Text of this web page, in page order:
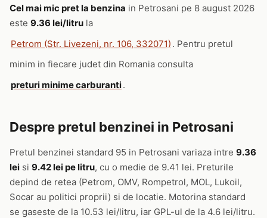
Cel mai mic pret la benzina in Petrosani pe 8 august 2026
este 9.36 lei/litru la
Petrom (Str. Livezeni, nr. 106, 332071) . Pentru pretul
minim in fiecare judet din Romania consulta
preturi minime carburanti.
Despre pretul benzinei in Petrosani
Pretul benzinei standard 95 in Petrosani variaza intre 9.36
lei si 9.42 lei pe litru, cu o medie de 9.41 lei. Preturile
depind de retea (Petrom, OMV, Rompetrol, MOL, Lukoil,
Socar au politici proprii) si de locatie. Motorina standard
se gaseste de la 10.53 lei/litru, iar GPL-ul de la 4.6 lei/litru.